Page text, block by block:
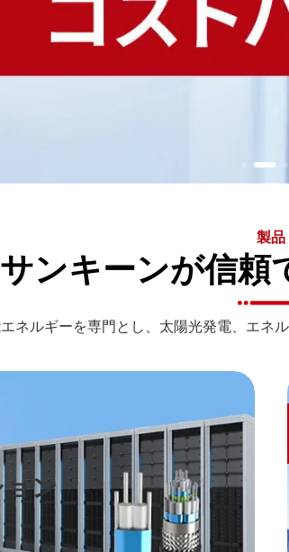
製品
サンキーンが信頼
ネルギーを専門とし、太陽光発電、エネ
ン